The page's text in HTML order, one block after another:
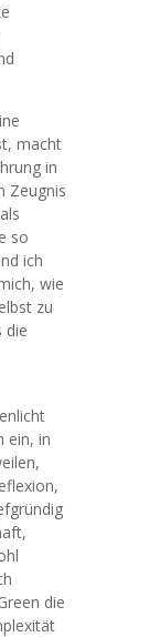
macht
in
Zeugnis
so
ich
wie
zu
die
ein, in
die